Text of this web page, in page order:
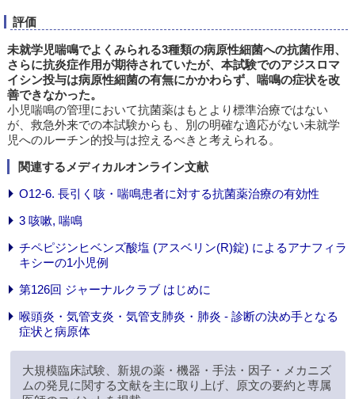
評価
未就学児喘鳴でよくみられる3種類の病原性細菌への抗菌作用、
さらに抗炎症作用が期待されていたが、本試験でのアジスロマ
イシン投与は病原性細菌の有無にかかわらず、喘鳴の症状を改
善できなかった。
小児喘鳴の管理において抗菌薬はもとより標準治療ではない
が、救急外来での本試験からも、別の明確な適応がない未就学
児へのルーチン的投与は控えるべきと考えられる。
関連するメディカルオンライン文献
O12-6. 長引く咳・喘鳴患者に対する抗菌薬治療の有効性
3 咳嗽, 喘鳴
チペピジンヒベンズ酸塩 (アスベリン(R)錠) によるアナフィラ
キシーの1小児例
第126回 ジャーナルクラブ はじめに
喉頭炎・気管支炎・気管支肺炎・肺炎 - 診断の決め手となる
症状と病原体
大規模臨床試験、新規の薬・機器・手法・因子・メカニズ
ムの発見に関する文献を主に取り上げ、原文の要約と専属